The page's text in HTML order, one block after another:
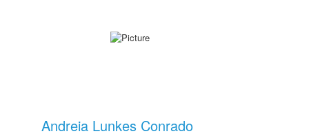
Andreia Lunkes Conrado